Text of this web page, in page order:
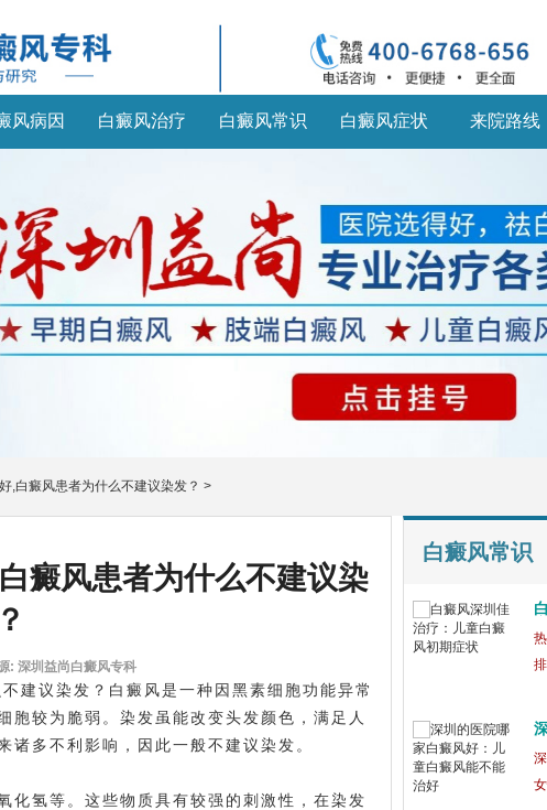
风病因 白癜风治疗 白癜风常识 白癜风症状 来院路线
,白癜风患者为什么不建议染发？ >
癜风患者为什么不建议染
: 深圳益尚白癜风专科
不建议染发？白癜风是一种因黑素细胞功能异常
胞较为脆弱。染发虽能改变头发颜色，满足人
多不利影响，因此一般不建议染发。
氢等。这些物质具有较强的刺激性，在染发
白癜风常识